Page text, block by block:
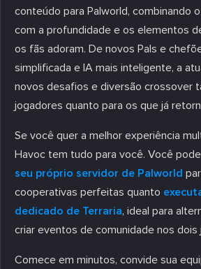
conteúdo para Palworld, combinando
com a profundidade e os elementos
os fãs adoram. De novos Pals e
simplificada e IA mais inteligente, a
novos desafios e diversão crossover
jogadores quanto para os que já
Se você quer a melhor experiência
Havoc tem tudo para você. Você
seu próprio servidor de Palworld
cooperativas perfeitas quanto
dedicado de Terraria, ideal para
criar eventos de comunidade nos dois
Comece em minutos, convide sua